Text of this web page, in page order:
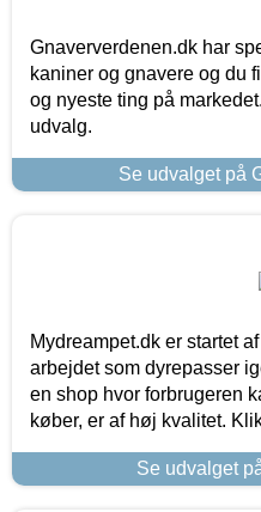
Gnaververdenen.dk har
kaniner og gnavere og du
og nyeste ting på
udvalg.
Se udvalget på
Mydreampet.dk er startet
arbejdet som dyrepasser
en shop hvor forbrugeren
køber, er af høj kvalitet.
Se udvalget